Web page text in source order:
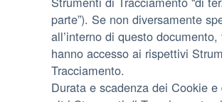
parte”). Se non diversamente
all’interno di questo
hanno accesso ai rispettivi
Tracciamento.
Durata e scadenza dei Cookie e